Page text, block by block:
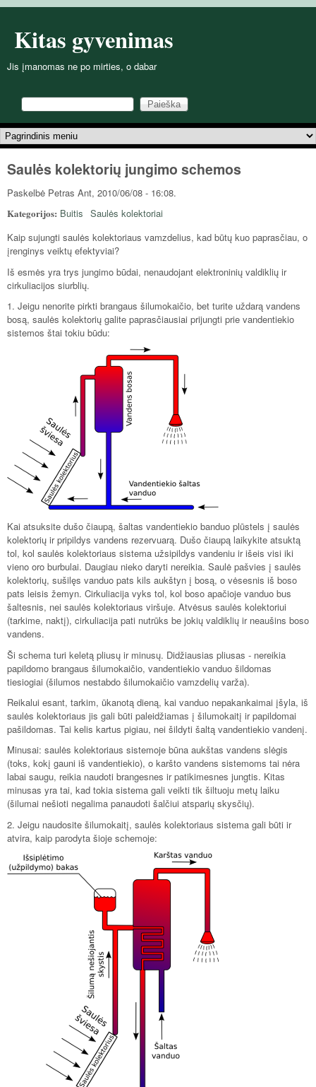
Kitas gyvenimas
Jis įmanomas ne po mirties, o dabar
Paieškos forma
Paieška
Pagrindinis meniu
Saulės kolektorių jungimo schemos
Paskelbė Petras Ant, 2010/06/08 - 16:08.
Kategorijos: Buitis Saulės kolektoriai
Kaip sujungti saulės kolektoriaus vamzdelius, kad būtų kuo paprasčiau, o
įrenginys veiktų efektyviai?
Iš esmės yra trys jungimo būdai, nenaudojant elektroninių valdiklių ir
cirkuliacijos siurblių.
1. Jeigu nenorite pirkti brangaus šilumokaičio, bet turite uždarą vandens
bosą, saulės kolektorių galite paprasčiausiai prijungti prie vandentiekio
sistemos štai tokiu būdu:
Kai atsuksite dušo čiaupą, šaltas vandentiekio banduo plūstels į saulės
kolektorių ir pripildys vandens rezervuarą. Dušo čiaupą laikykite atsuktą
tol, kol saulės kolektoriaus sistema užsipildys vandeniu ir išeis visi iki
vieno oro burbulai. Daugiau nieko daryti nereikia. Saulė pašvies į saulės
kolektorių, sušilęs vanduo pats kils aukštyn į bosą, o vėsesnis iš boso
pats leisis žemyn. Cirkuliacija vyks tol, kol boso apačioje vanduo bus
šaltesnis, nei saulės kolektoriaus viršuje. Atvėsus saulės kolektoriui
(tarkime, naktį), cirkuliacija pati nutrūks be jokių valdiklių ir neaušins boso
vandens.
Ši schema turi keletą pliusų ir minusų. Didžiausias pliusas - nereikia
papildomo brangaus šilumokaičio, vandentiekio vanduo šildomas
tiesiogiai (šilumos nestabdo šilumokaičio vamzdelių varža).
Reikalui esant, tarkim, ūkanotą dieną, kai vanduo nepakankaimai įšyla, iš
saulės kolektoriaus jis gali būti paleidžiamas į šilumokaitį ir papildomai
pašildomas. Tai kelis kartus pigiau, nei šildyti šaltą vandentiekio vandenį.
Minusai: saulės kolektoriaus sistemoje būna aukštas vandens slėgis
(toks, kokį gauni iš vandentiekio), o karšto vandens sistemoms tai nėra
labai saugu, reikia naudoti brangesnes ir patikimesnes jungtis. Kitas
minusas yra tai, kad tokia sistema gali veikti tik šiltuoju metų laiku
(šilumai nešioti negalima panaudoti šalčiui atsparių skysčių).
2. Jeigu naudosite šilumokaitį, saulės kolektoriaus sistema gali būti ir
atvira, kaip parodyta šioje schemoje: